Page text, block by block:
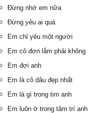
Đừng nhớ em nữa
Đừng yêu ai quá
Em chỉ yêu một người
Em cô đơn lắm phải không
Em đợi anh
Em là cô dâu đẹp nhất
Em là gì trong tim anh
Em luôn ở trong tâm trí anh